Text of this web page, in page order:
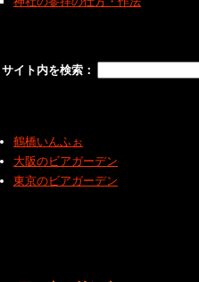
サイト内を検索：
鶴橋いんふぉ
大阪のビアガーデン
東京のビアガーデン